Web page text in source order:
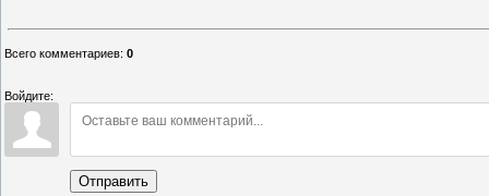
Всего комментариев: 0
Войдите:
Отправить